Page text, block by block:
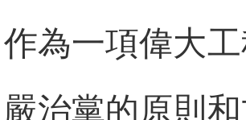
作為一項偉大
嚴治黨的原則